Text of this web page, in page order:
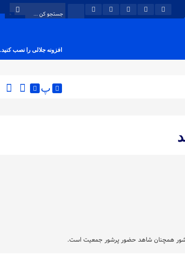
افزونه جلالی را نصب کنید.
پ
کشور همچنان شاهد حضور پرشور جمعیت است.